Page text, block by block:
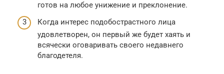
готов на любое унижение и преклонение.
Когда интерес подобострастного лица
удовлетворен, он первый же будет хаять и
всячески оговаривать своего недавнего
благодетеля.